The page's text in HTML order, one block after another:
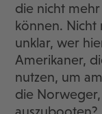
die nicht
können. Nicht
unklar, wer
Amerikaner,
nutzen, um
die